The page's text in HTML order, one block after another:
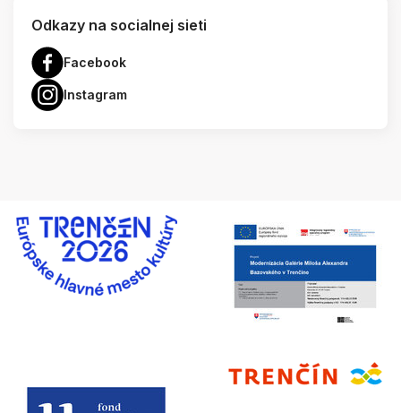
Odkazy na socialnej sieti
Facebook
Instagram